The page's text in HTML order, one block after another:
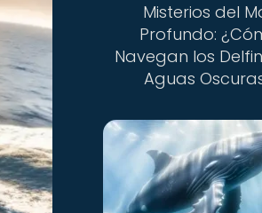
Misterios del
Profundo:
Navegan los
Aguas